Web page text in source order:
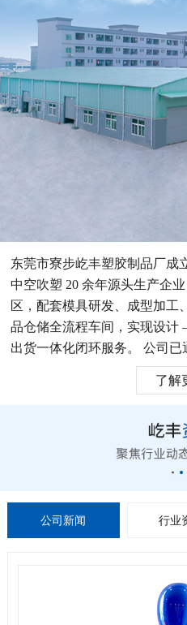
东莞市寮步屹丰塑胶制品厂成
中空吹塑 20 余年源头生产企
区，配套模具研发、成型加工
品仓储全流程车间，实现设
出货一体化闭环服务。 公司已
了解
公司新闻 行业